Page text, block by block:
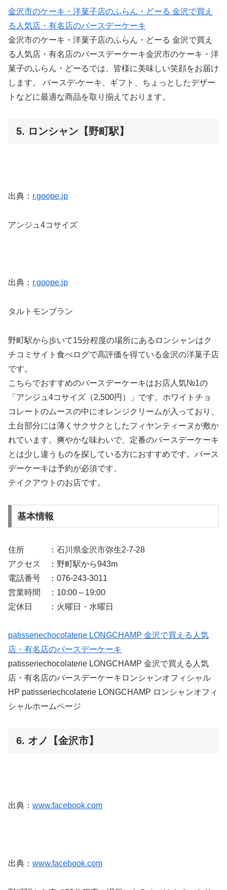
金沢市のケーキ・洋菓子店のふらん・どーる 金沢で買え
る人気店・有名店のバースデーケーキ
金沢市のケーキ・洋菓子店のふらん・どーる 金沢で買え
る人気店・有名店のバースデーケーキ金沢市のケーキ・洋
菓子のふらん・どーるでは、皆様に美味しい笑顔をお届け
します。 バースデ-ケーキ、ギフト、ちょっとしたデザー
トなどに最適な商品を取り揃えております。
5. ロンシャン【野町駅】
出典： r.goope.jp
アンジュ4コサイズ
出典： r.goope.jp
タルトモンブラン
野町駅から歩いて15分程度の場所にあるロンシャンはク
チコミサイト食べログで高評価を得ている金沢の洋菓子店
です。
こちらでおすすめのバースデーケーキはお店人気№1の
「アンジュ4コサイズ（2,500円）」です。ホワイトチョ
コレートのムースの中にオレンジクリームが入っており、
土台部分には薄くサクサクとしたフィヤンティーヌが敷か
れています。爽やかな味わいで、定番のバースデーケーキ
とは少し違うものを探している方におすすめです。バース
デーケーキは予約が必須です。
テイクアウトのお店です。
基本情報
住所 ：石川県金沢市弥生2-7-28
アクセス ：野町駅から943m
電話番号 ：076-243-3011
営業時間 ：10:00～19:00
定休日 ：火曜日・水曜日
patisseriechocolaterie LONGCHAMP 金沢で買える人気
店・有名店のバースデーケーキ
patisseriechocolaterie LONGCHAMP 金沢で買える人気
店・有名店のバースデーケーキロンシャンオフィシャル
HP patisseriechcolaterie LONGCHAMP ロンシャンオフィ
シャルホームページ
6. オノ【金沢市】
出典： www.facebook.com
出典： www.facebook.com